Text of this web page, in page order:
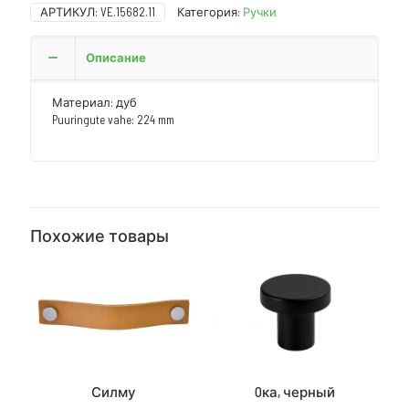
АРТИКУЛ: VE.15682.11 Категория: Ручки
Описание
Материал: дуб
Puuringute vahe: 224 mm
Похожие товары
Силму Oка, черный